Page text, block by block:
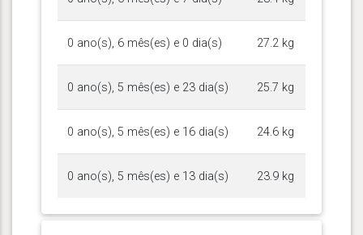
0 ano(s), 6 mês(es) e 0 dia(s) 27.2 kg
0 ano(s), 5 mês(es) e 23 dia(s) 25.7 kg
0 ano(s), 5 mês(es) e 16 dia(s) 24.6 kg
0 ano(s), 5 mês(es) e 13 dia(s) 23.9 kg